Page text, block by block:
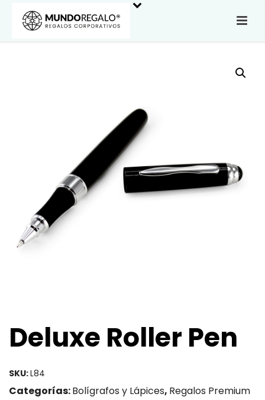
Deluxe Roller Pen
SKU:L84
Categorías:Bolígrafos y Lápices, Regalos Premium